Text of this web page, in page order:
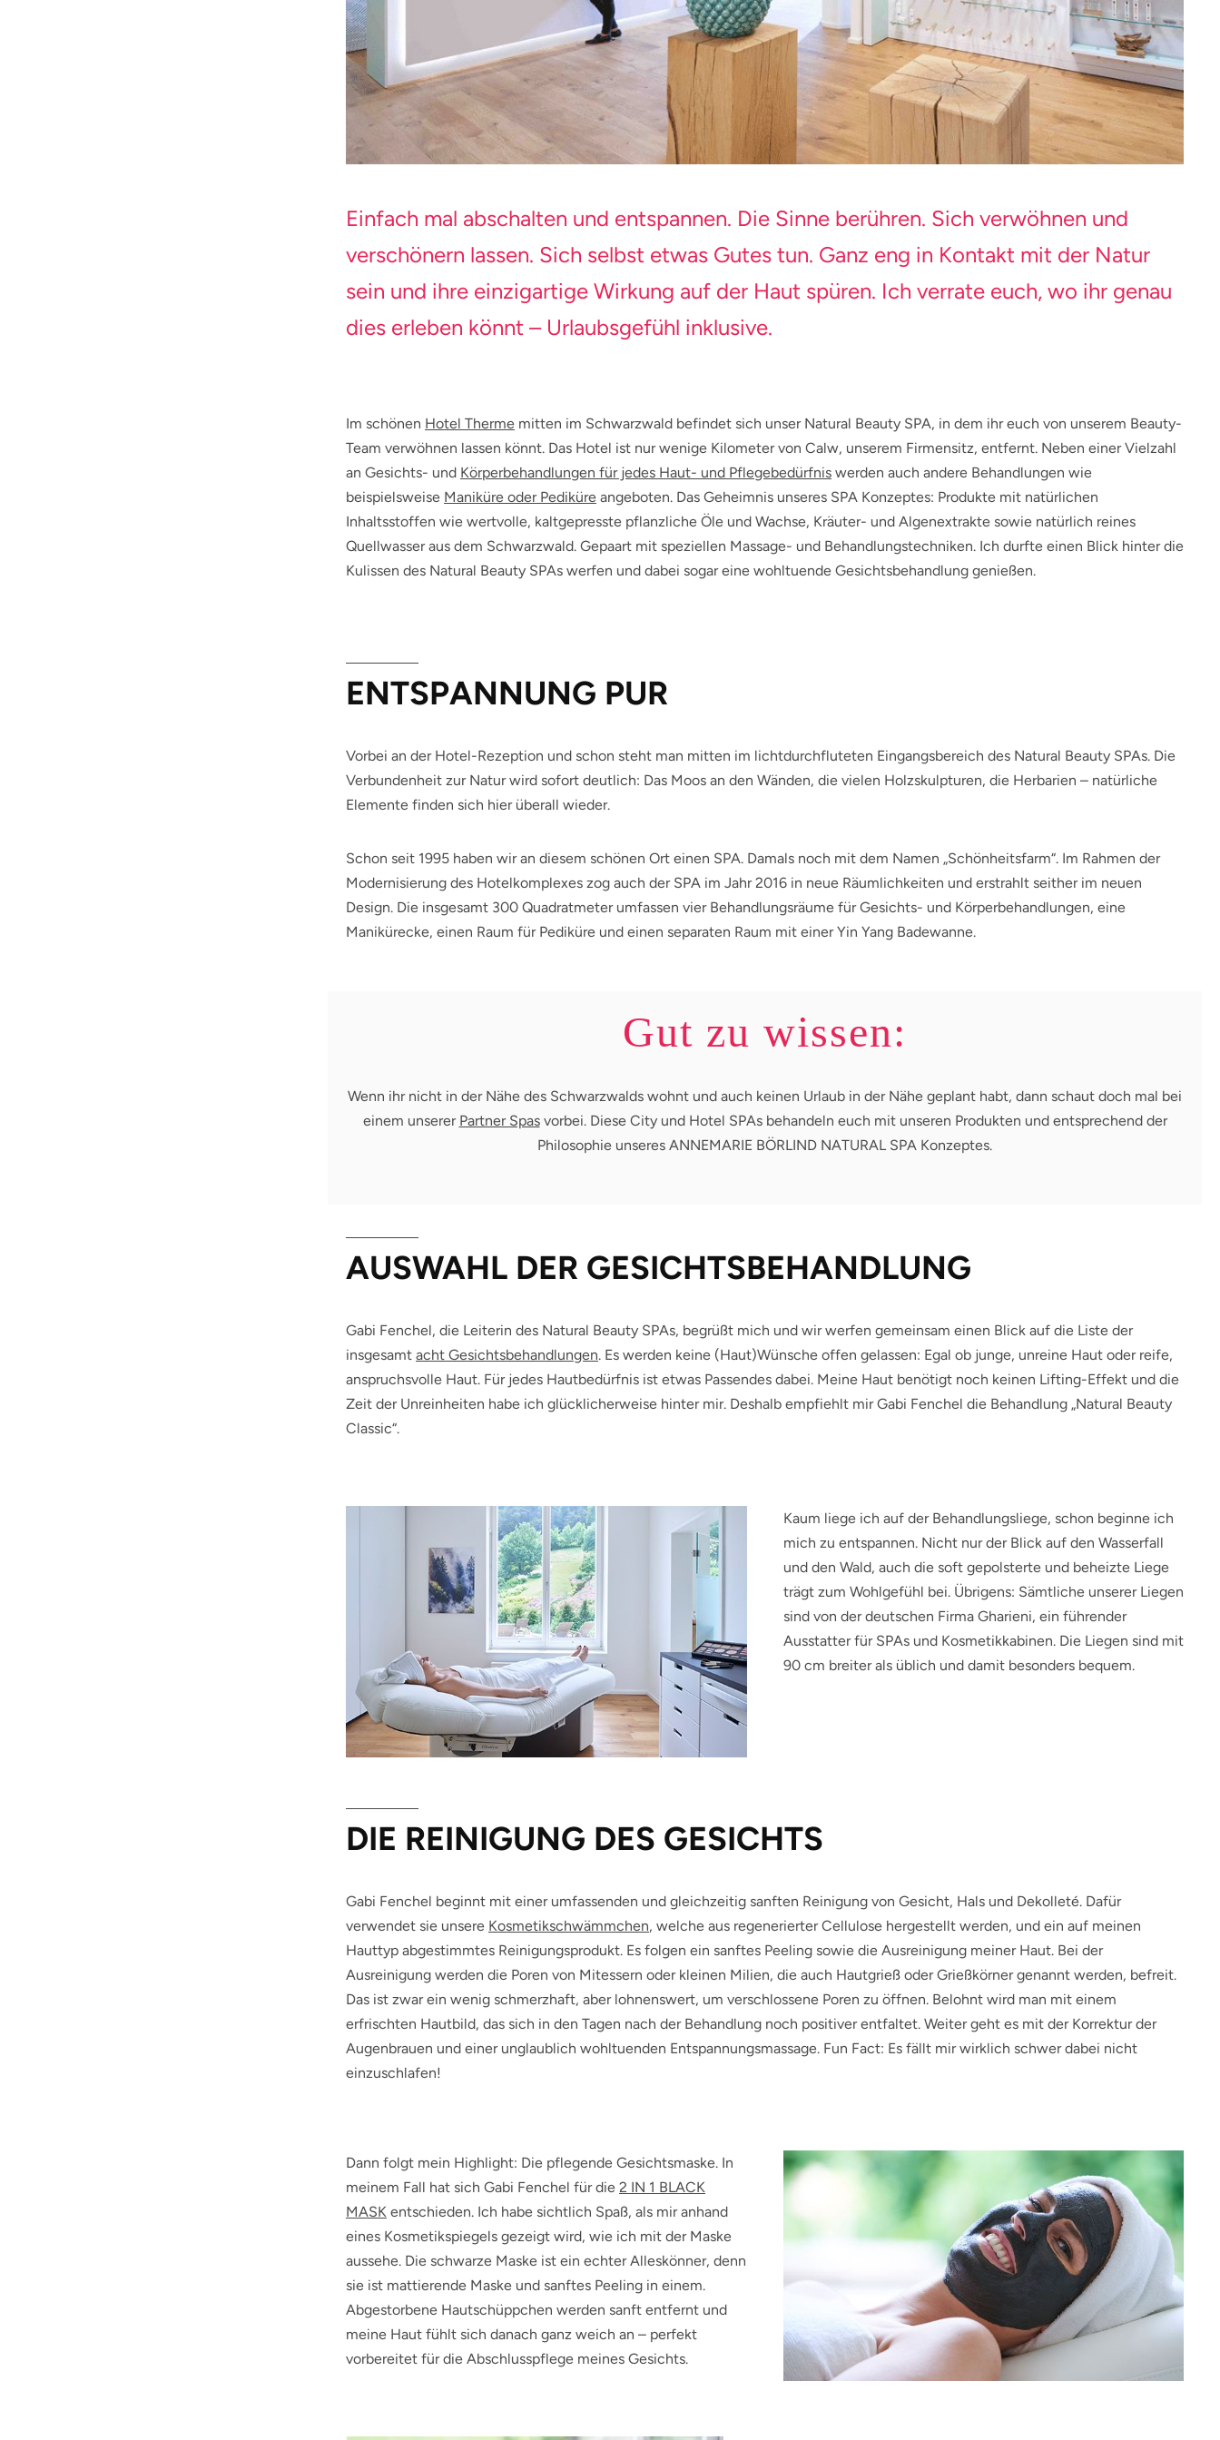
Einfach mal abschalten und entspannen. Die Sinne berühren. Sich verwöhnen und
verschönern lassen. Sich selbst etwas Gutes tun. Ganz eng in Kontakt mit der Natur
sein und ihre einzigartige Wirkung auf der Haut spüren. Ich verrate euch, wo ihr genau
dies erleben könnt – Urlaubsgefühl inklusive.
Im schönen Hotel Therme mitten im Schwarzwald befindet sich unser Natural Beauty SPA, in dem ihr euch von unserem Beauty-
Team verwöhnen lassen könnt. Das Hotel ist nur wenige Kilometer von Calw, unserem Firmensitz, entfernt. Neben einer Vielzahl
an Gesichts- und Körperbehandlungen für jedes Haut- und Pflegebedürfnis werden auch andere Behandlungen wie
beispielsweise Maniküre oder Pediküre angeboten. Das Geheimnis unseres SPA Konzeptes: Produkte mit natürlichen
Inhaltsstoffen wie wertvolle, kaltgepresste pflanzliche Öle und Wachse, Kräuter- und Algenextrakte sowie natürlich reines
Quellwasser aus dem Schwarzwald. Gepaart mit speziellen Massage- und Behandlungstechniken. Ich durfte einen Blick hinter die
Kulissen des Natural Beauty SPAs werfen und dabei sogar eine wohltuende Gesichtsbehandlung genießen.
ENTSPANNUNG PUR
Vorbei an der Hotel-Rezeption und schon steht man mitten im lichtdurchfluteten Eingangsbereich des Natural Beauty SPAs. Die
Verbundenheit zur Natur wird sofort deutlich: Das Moos an den Wänden, die vielen Holzskulpturen, die Herbarien – natürliche
Elemente finden sich hier überall wieder.
Schon seit 1995 haben wir an diesem schönen Ort einen SPA. Damals noch mit dem Namen „Schönheitsfarm“. Im Rahmen der
Modernisierung des Hotelkomplexes zog auch der SPA im Jahr 2016 in neue Räumlichkeiten und erstrahlt seither im neuen
Design. Die insgesamt 300 Quadratmeter umfassen vier Behandlungsräume für Gesichts- und Körperbehandlungen, eine
Manikürecke, einen Raum für Pediküre und einen separaten Raum mit einer Yin Yang Badewanne.
Gut zu wissen:
Wenn ihr nicht in der Nähe des Schwarzwalds wohnt und auch keinen Urlaub in der Nähe geplant habt, dann schaut doch mal bei
einem unserer Partner Spasvorbei. Diese City und Hotel SPAs behandeln euch mit unseren Produkten und entsprechend der
Philosophie unseres ANNEMARIE BÖRLIND NATURAL SPA Konzeptes.
AUSWAHL DER GESICHTSBEHANDLUNG
Gabi Fenchel, die Leiterin des Natural Beauty SPAs, begrüßt mich und wir werfen gemeinsam einen Blick auf die Liste der
insgesamt acht Gesichtsbehandlungen. Es werden keine (Haut)Wünsche offen gelassen: Egal ob junge, unreine Haut oder reife,
anspruchsvolle Haut. Für jedes Hautbedürfnis ist etwas Passendes dabei. Meine Haut benötigt noch keinen Lifting-Effekt und die
Zeit der Unreinheiten habe ich glücklicherweise hinter mir. Deshalb empfiehlt mir Gabi Fenchel die Behandlung „Natural Beauty
Classic“.
Kaum liege ich auf der Behandlungsliege, schon beginne ich
mich zu entspannen. Nicht nur der Blick auf den Wasserfall
und den Wald, auch die soft gepolsterte und beheizte Liege
trägt zum Wohlgefühl bei. Übrigens: Sämtliche unserer Liegen
sind von der deutschen Firma Gharieni, ein führender
Ausstatter für SPAs und Kosmetikkabinen. Die Liegen sind mit
90 cm breiter als üblich und damit besonders bequem.
DIE REINIGUNG DES GESICHTS
Gabi Fenchel beginnt mit einer umfassenden und gleichzeitig sanften Reinigung von Gesicht, Hals und Dekolleté. Dafür
verwendet sie unsere Kosmetikschwämmchen, welche aus regenerierter Cellulose hergestellt werden, und ein auf meinen
Hauttyp abgestimmtes Reinigungsprodukt. Es folgen ein sanftes Peeling sowie die Ausreinigung meiner Haut. Bei der
Ausreinigung werden die Poren von Mitessern oder kleinen Milien, die auch Hautgrieß oder Grießkörner genannt werden, befreit.
Das ist zwar ein wenig schmerzhaft, aber lohnenswert, um verschlossene Poren zu öffnen. Belohnt wird man mit einem
erfrischten Hautbild, das sich in den Tagen nach der Behandlung noch positiver entfaltet. Weiter geht es mit der Korrektur der
Augenbrauen und einer unglaublich wohltuenden Entspannungsmassage. Fun Fact: Es fällt mir wirklich schwer dabei nicht
einzuschlafen!
Dann folgt mein Highlight: Die pflegende Gesichtsmaske. In
meinem Fall hat sich Gabi Fenchel für die 2 IN 1 BLACK
MASK entschieden. Ich habe sichtlich Spaß, als mir anhand
eines Kosmetikspiegels gezeigt wird, wie ich mit der Maske
aussehe. Die schwarze Maske ist ein echter Alleskönner, denn
sie ist mattierende Maske und sanftes Peeling in einem.
Abgestorbene Hautschüppchen werden sanft entfernt und
meine Haut fühlt sich danach ganz weich an – perfekt
vorbereitet für die Abschlusspflege meines Gesichts.